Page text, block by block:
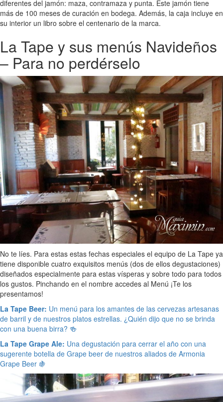
diferentes del jamón: maza, contramaza y punta. Este jamón tiene
más de 100 meses de curación en bodega. Además, la caja incluye en
su interior un libro sobre el centenario de la marca.
La Tape y sus menús Navideños
– Para no perdérselo
No te líes. Para estas estas fechas especiales el equipo de La Tape ya
tiene disponible cuatro exquisitos menús (dos de ellos degustaciones)
diseñados especialmente para estas vísperas y sobre todo para todos
los gustos. Pinchando en el nombre accedes al Menú ¡Te los
presentamos!
La Tape Beer: Un menú para los amantes de las cervezas artesanas
de barril y de nuestros platos estrellas. ¿Quién dijo que no se brinda
con una buena birra? 🍻
La Tape Grape Ale: Una degustación para cerrar el año con una
sugerente botella de Grape beer de nuestros aliados de Armonia
Grape Beer 🍇